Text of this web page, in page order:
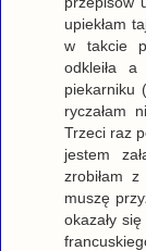
upiekłam
w takcie
odkleiła
piekarniku
ryczałam
Trzeci raz
jestem
zrobiłam
muszę
okazały